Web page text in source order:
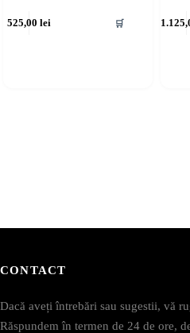
525,00 lei 🛒
CONTACT
Dacă aveți întrebări sau sugestii, vă
Răspundem în termen de 24 de ore,